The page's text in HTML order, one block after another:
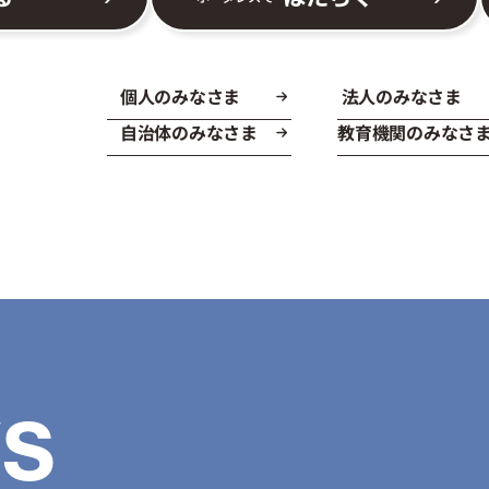
個人のみなさま
法人のみなさま
自治体のみなさま
教育機関のみなさ